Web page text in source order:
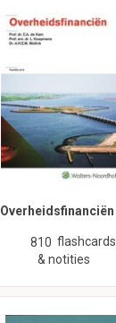
Overheidsfinanciën
810 flashcards
& notities